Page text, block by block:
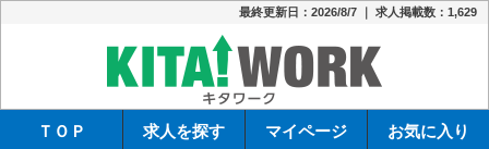
最終更新日：2026/8/7 ｜ 求人掲載数：1,629
ＴＯＰ 求人を探す マイページ お気に入り